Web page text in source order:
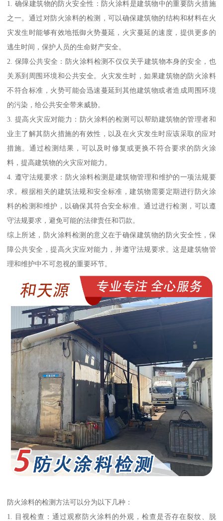
1. 确保建筑物的防火安全性：防火涂料是建筑物中的重要防火措施
之一。通过对防火涂料的检测，可以确保建筑物的结构和材料在火
灾发生时能够有效地抵御火势蔓延，火灾蔓延的速度，提供更多的
逃生时间，保护人员的生命财产安全。
2. 保障公共安全：防火涂料检测不仅仅关乎建筑物本身的安全，也
关系到周围环境和公共安全。火灾发生时，如果建筑物的防火涂料
不符合标准，火势可能会迅速蔓延到其他建筑物或者造成周围环境
的污染，给公共安全带来威胁。
3. 提高火灾应对能力：防火涂料的检测可以帮助建筑物的管理者和
业主了解其防火措施的有效性，以及在火灾发生时应该采取的应对
措施。通过检测结果，可以及时修复或更换不符合要求的防火涂
料，提高建筑物的火灾应对能力。
4. 遵守法规要求：防火涂料检测是建筑物管理和维护的一项法规要
求。根据相关的建筑法规和安全标准，建筑物需要定期进行防火涂
料的检测和维护，以确保其符合安全标准。通过进行检测，可以遵
守法规要求，避免可能的法律责任和罚款。
综上所述，防火涂料检测的意义在于确保建筑物的防火安全性，保
障公共安全，提高火灾应对能力，并遵守法规要求。这是建筑物管
理和维护中不可忽视的重要环节。
防火涂料的检测方法可以分为以下几种：
1. 目视检查：通过观察防火涂料的外观，检查是否存在裂纹、脱